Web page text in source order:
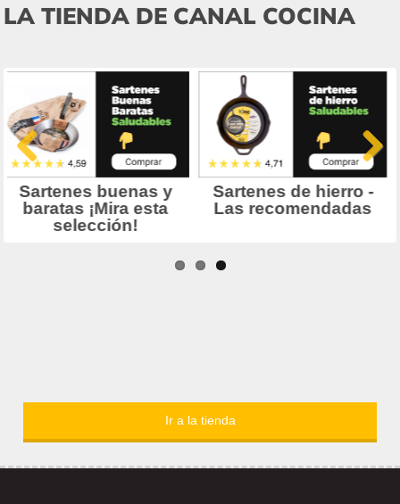
LA TIENDA DE CANAL COCINA
Ir a la tienda